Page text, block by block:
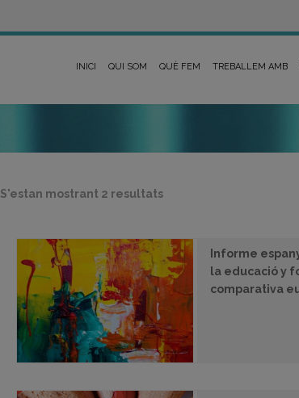
INICI QUI SOM QUÈ FEM TREBALLEM AMB
S'estan mostrant 2 resultatsOrdenat
recent
Informe
la educació y
comparativa